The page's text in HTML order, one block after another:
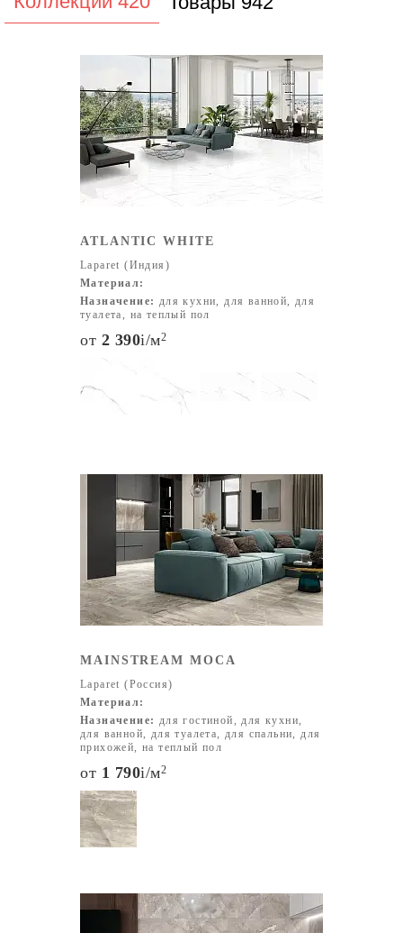
материалам более 500 тысяч семей уже живут в
Размеры Вы найдете плитку как в привычных
форматах, так и в крупных трендовых форматах, таких
60х60 см 60х120 см 80х80 см 80х160 см Поверхности
Мы предлагаем плитку с различными вариантами
покрытий:
Полированная Матовая Лаппатированная
Сатинированная Структурированная Цвета и дизайн
материалов:
Рисунки мрамора, гранита и оникса Керамопаркет с
текстурой дерева Современные бетонные и
металлические стили Геометрические формы
Мозаичные орнаменты Мы предлагаем широкий выбор
цветов: от натуральных светлых оттенков до
насыщенных и глубоких тонов, чтобы вы могли создать
ATLANTIC WHITE
Laparet (Индия)
Материал:
Назначение: для кухни, для ванной, для
туалета, на теплый пол
от 2 390i/м2
MAINSTREAM MOCA
Laparet (Россия)
Материал:
Назначение: для гостиной, для кухни,
для ванной, для туалета, для спальни, для
прихожей, на теплый пол
от 1 790i/м2